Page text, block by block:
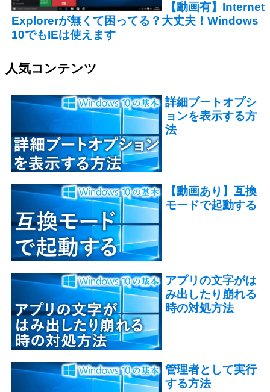
【動画有】Internet
Explorerが無くて困ってる？大丈夫！Windows
10でもIEは使えます
人気コンテンツ
詳細ブートオプシ
ョンを表示する方
法
【動画あり】互換
モードで起動する
アプリの文字がは
み出したり崩れる
時の対処方法
管理者として実行
する方法